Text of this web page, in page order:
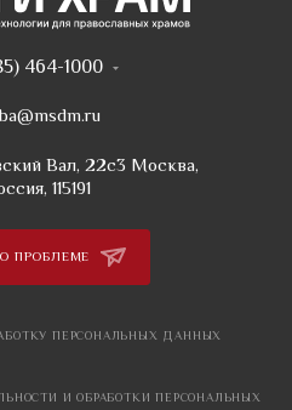
464-1000
Вал, 22с3 Москва,
115191
ПРОБЛЕМЕ
ПЕРСОНАЛЬНЫХ ДАННЫХ
И ОБРАБОТКИ ПЕРСОНАЛЬНЫХ